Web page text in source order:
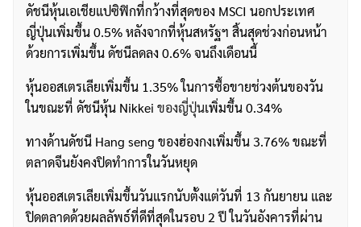
ดัชนีหุ้นเอเชียแปซิฟิกที่กว้างที่สุดของ MSCI นอกประเทศ
ญี่ปุ่นเพิ่มขึ้น 0.5% หลังจากที่หุ้นสหรัฐฯ สิ้นสุดช่วงก่อนหน้า
ด้วยการเพิ่มขึ้น ดัชนีลดลง 0.6% จนถึงเดือนนี้
หุ้นออสเตรเลียเพิ่มขึ้น 1.35% ในการซื้อขายช่วงต้นของวัน
ในขณะที่ ดัชนีหุ้น Nikkei ของญี่ปุ่นเพิ่มขึ้น 0.34%
ทางด้านดัชนี Hang seng ของฮ่องกงเพิ่มขึ้น 3.76% ขณะที่
ตลาดจีนยังคงปิดทำการในวันหยุด
หุ้นออสเตรเลียเพิ่มขึ้นวันแรกนับตั้งแต่วันที่ 13 กันยายน และ
ปิดตลาดด้วยผลลัพธ์ที่ดีที่สุดในรอบ 2 ปี ในวันอังคารที่ผ่าน